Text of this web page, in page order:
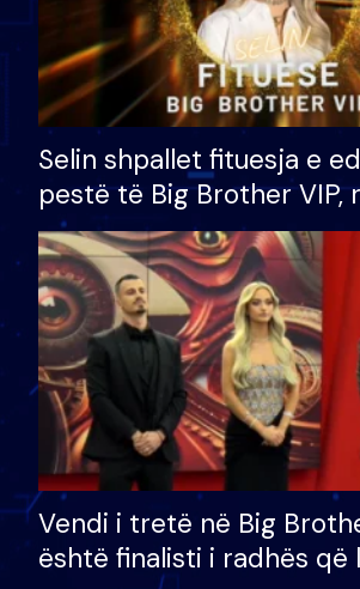
Selin shpallet fituesja e
pestë të Big Brother VIP,
çmimin e madh prej 100
Vendi i tretë në Big
është finalisti i radhës që